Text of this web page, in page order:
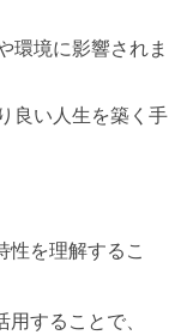
環境に影響されま
良い人生を築く手
性を理解するこ
することで、